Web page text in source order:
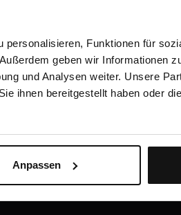
Funktionen für
geben wir Informationen
und Analysen weiter. Unsere
ihnen bereitgestellt haben oder
Anpassen
Fortbildung.
- danach ab 49 € / Monat.
kostenlos registrieren